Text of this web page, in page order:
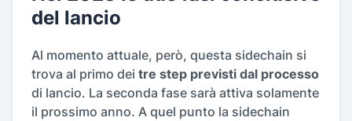
del lancio
Al momento attuale, però, questa sidechain si
trova al primo dei tre step previsti dal processo
di lancio. La seconda fase sarà attiva solamente
il prossimo anno. A quel punto la sidechain